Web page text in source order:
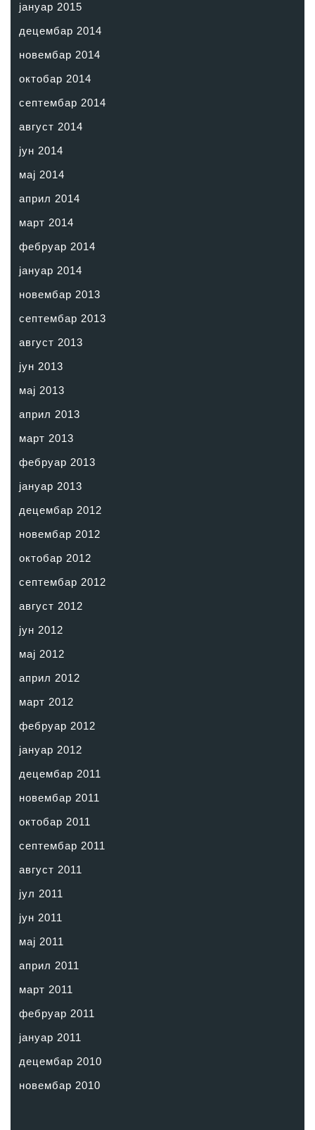
јануар 2015
децембар 2014
новембар 2014
октобар 2014
септембар 2014
август 2014
јун 2014
мај 2014
април 2014
март 2014
фебруар 2014
јануар 2014
новембар 2013
септембар 2013
август 2013
јун 2013
мај 2013
април 2013
март 2013
фебруар 2013
јануар 2013
децембар 2012
новембар 2012
октобар 2012
септембар 2012
август 2012
јун 2012
мај 2012
април 2012
март 2012
фебруар 2012
јануар 2012
децембар 2011
новембар 2011
октобар 2011
септембар 2011
август 2011
јул 2011
јун 2011
мај 2011
април 2011
март 2011
фебруар 2011
јануар 2011
децембар 2010
новембар 2010